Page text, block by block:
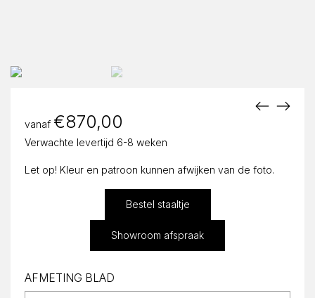
vanaf €870,00
Verwachte levertijd 6-8 weken
Let op! Kleur en patroon kunnen afwijken van de foto.
Bestel staaltje
Showroom afspraak
AFMETING BLAD